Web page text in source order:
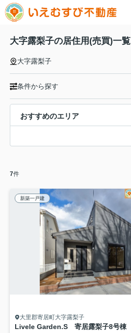
大字露梨子の居住用(売買)一覧
大字露梨子
条件から探す
おすすめのエリア
7件
新築一戸建
大里郡寄居町大字露梨子
Livele Garden.S 寄居露梨子8号棟